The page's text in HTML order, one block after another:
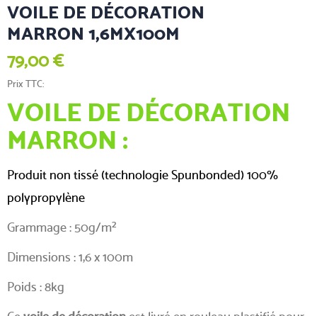
VOILE DE DÉCORATION
MARRON 1,6MX100M
79,00 €
Prix TTC
VOILE DE DÉCORATION
MARRON :
Produit non tissé (technologie Spunbonded) 100%
polypropylène
Grammage : 50g/m²
Dimensions : 1,6 x 100m
Poids : 8kg